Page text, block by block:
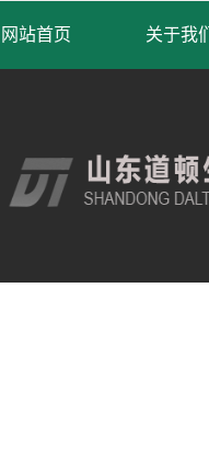
网站首页 关于我们